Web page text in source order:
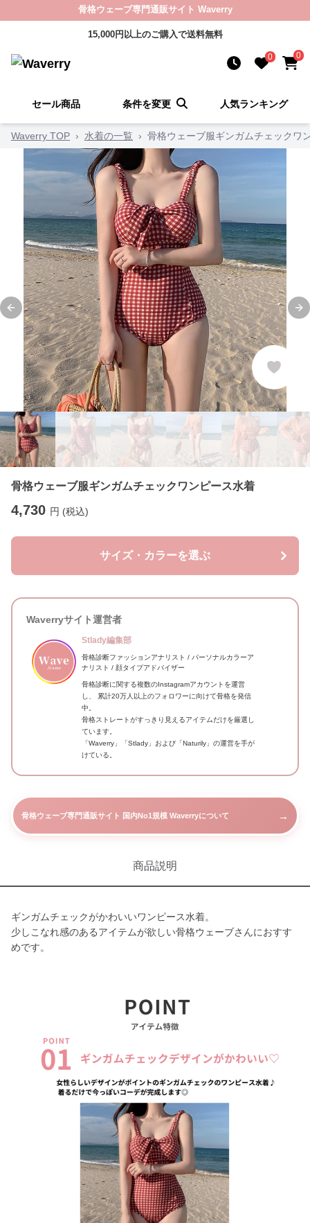
骨格ウェーブ専門通販サイト Waverry
15,000円以上のご購入で送料無料
0 0
セール商品 条件を変更 人気ランキング
Waverry TOP › 水着の一覧 › 骨格ウェーブ服ギンガムチェックワ
Previous slide
骨格ウェーブ服ギンガムチェックワンピース水着
4,730 円 (税込)
サイズ・カラーを選ぶ
Waverryサイト運営者
Stlady編集部
骨格診断ファッションアナリスト / パーソナルカラーア
ナリスト / 顔タイプアドバイザー
骨格診断に関する複数のInstagramアカウントを運営
し、 累計20万人以上のフォロワーに向けて骨格を発信
中。
骨格ストレートがすっきり見えるアイテムだけを厳選し
ています。
「Waverry」「Stlady」および「Naturily」の運営を手が
けている。
骨格ウェーブ専門通販サイト 国内No1規模 Waverryについて →
商品説明
ギンガムチェックがかわいいワンピース水着。
少しこなれ感のあるアイテムが欲しい骨格ウェーブさんにおすす
めです。